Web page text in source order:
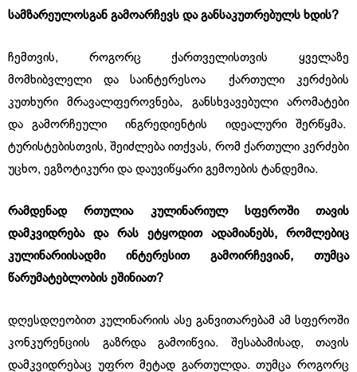
სამზარეულოსგან გამოარჩევს და განსაკუთრებულს ხდის?
ჩემთვის, როგორც ქართველისთვის ყველაზე
მომხიბვლელი და საინტერესოა ქართული კერძების
კუთხური მრავალფეროვნება, განსხვავებული არომატები
და გამორჩეული ინგრედიენტის იდეალური შერწყმა.
ტურისტებისთვის, შეიძლება ითქვას, რომ ქართული კერძები
უცხო, ეგზოტიკური და დაუვიწყარი გემოების ტანდემია.
რამდენად რთულია კულინარიულ სფეროში
თავის
დამკვიდრება
და რას ეტყოდით ადამიანებს, რომლებიც
კულინარიისადმი
ინტერესით გამოირჩევიან, თუმცა
წარუმატებლობის ეშინიათ?
დღესდღეობით კულინარიის ასე განვითარებამ ამ სფეროში
კონკურენციის გაზრდა გამოიწვია. შესაბამისად, თავის
დამკვიდრებაც უფრო მეტად გართულდა. თუმცა როგორც